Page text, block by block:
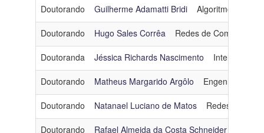
Nome
Linha
de
Pesquisa
Ingresso
Doutorando Guilherme Adamatti Bridi Algoritmos e
Doutorando Hugo Sales Corrêa Redes de
Doutoranda Jéssica Richards Nascimento Inteligência
Doutorando Matheus Margarido Argôlo Engenharia de
Doutorando Natanael Luciano de Matos Redes de
Doutorando Rafael Almeida da Costa Schneider